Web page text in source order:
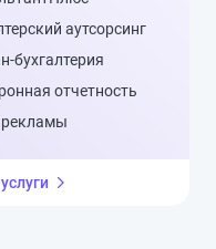
аутсорсинг
бухгалтерия
отчетность
рекламы